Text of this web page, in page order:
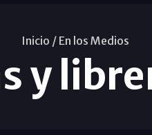
Inicio / En los Medios
y